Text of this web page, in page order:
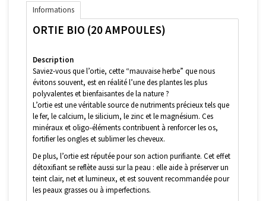
Informations
ORTIE BIO (20 AMPOULES)
Description
Saviez-vous que l’ortie, cette “mauvaise herbe” que nous
évitons souvent, est en réalité l’une des plantes les plus
polyvalentes et bienfaisantes de la nature ?
L’ortie est une véritable source de nutriments précieux tels que
le fer, le calcium, le silicium, le zinc et le magnésium. Ces
minéraux et oligo-éléments contribuent à renforcer les os,
fortifier les ongles et sublimer les cheveux.
De plus, l’ortie est réputée pour son action purifiante. Cet effet
détoxifiant se reflète aussi sur la peau : elle aide à préserver un
teint clair, net et lumineux, et est souvent recommandée pour
les peaux grasses ou à imperfections.